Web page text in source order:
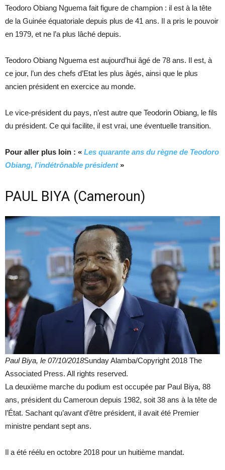
Teodoro Obiang Nguema fait figure de champion : il est à la tête
de la Guinée équatoriale depuis plus de 41 ans. Il a pris le pouvoir
en 1979, et ne l’a plus lâché depuis.
Teodoro Obiang Nguema est aujourd’hui âgé de 78 ans. Il est, à
ce jour, l’un des chefs d’Etat les plus âgés, ainsi que le plus
ancien président en exercice au monde.
Le vice-président du pays, n’est autre que Teodorin Obiang, le fils
du président. Ce qui facilite, il est vrai, une éventuelle transition.
Pour aller plus loin : « Les quarante ans du règne de Teodoro
Obiang, l’indétrônable président»
PAUL BIYA (Cameroun)
Paul Biya, le 07/10/2018Sunday Alamba/Copyright 2018 The
Associated Press. All rights reserved.
La deuxième marche du podium est occupée par Paul Biya, 88
ans, président du Cameroun depuis 1982, soit 38 ans à la tête de
l’État. Sachant qu’avant d’être président, il avait été Premier
ministre pendant sept ans.
Il a été réélu en octobre 2018 pour un huitième mandat.